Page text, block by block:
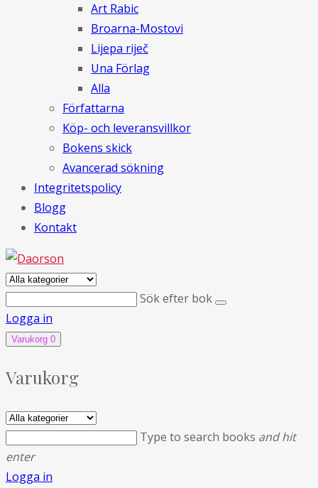
Art Rabic
Broarna-Mostovi
Lijepa riječ
Una Förlag
Alla
Författarna
Köp- och leveransvillkor
Bokens skick
Avancerad sökning
Integritetspolicy
Blogg
Kontakt
Sök efter bok
Logga in
Varukorg 0
Varukorg
Type to search books and hit
enter
Logga in